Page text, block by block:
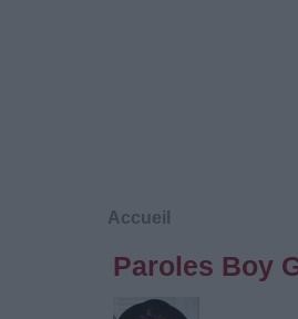
Accueil
Paroles Boy